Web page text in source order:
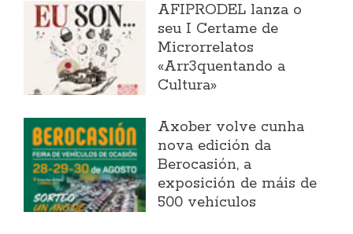
AFIPRODEL lanza o
seu I Certame de
Microrrelatos
«Arr3quentando a
Cultura»
Axober volve cunha
nova edición da
Berocasión, a
exposición de máis de
500 vehículos